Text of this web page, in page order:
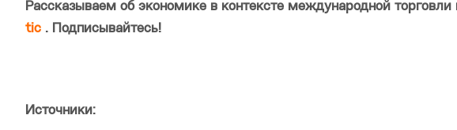
Рассказываем об экономике в контексте международной
tic . Подписывайтесь!
Источники: